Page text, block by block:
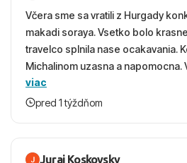
Včera sme sa vratili z Hurgady
makadi soraya. Vsetko bolo
travelco splnila nase ocakavania.
Michalinom uzasna a napomocna.
vecernych hodinach zaco sa
krasny, cisty. Sluzby top. Strava,
viac
pred 1 týždňom
Juraj Koskovsky